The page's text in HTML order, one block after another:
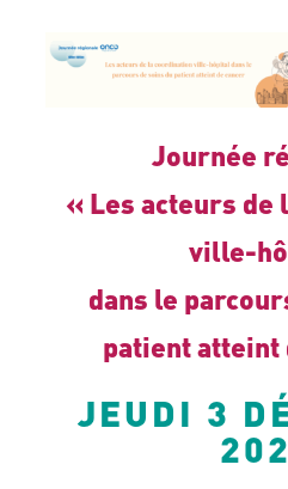
Journée
« Les acteurs de
ville-
dans le
patient atteint
JEUDI 3